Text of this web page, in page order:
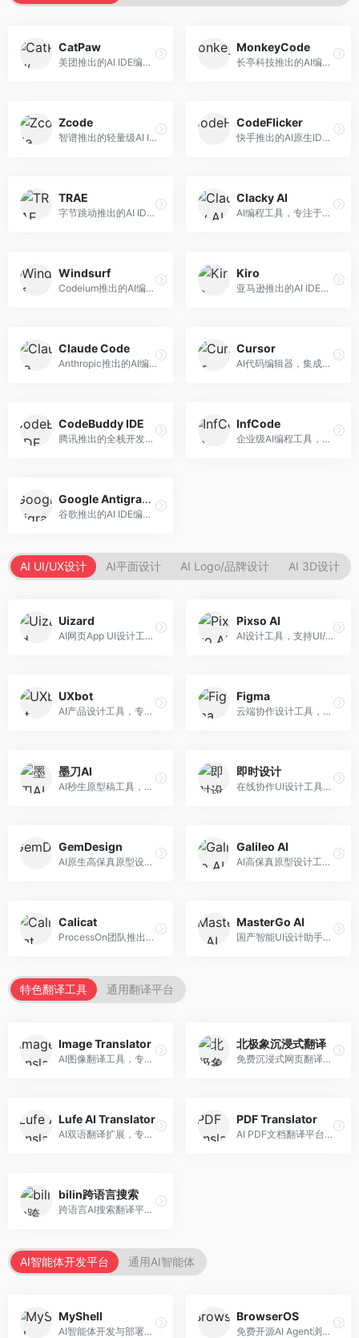
CatPaw
美团推出的AI IDE编程工具，专注于本地开发生态。面向开发者，提供智能代码补全、代码生成、项目管理等服务，本地开发体验好。
MonkeyCode
长亭科技推出的AI编程助手，专注于安全开发。面向开发者，提供代码生成、安全检测、漏洞修复等服务，安全开发能力强。
Zcode
智谱推出的轻量级AI IDE，基于GLM模型。面向开发者，提供智能代码补全、代码生成、错误检测等服务，中文编程支持好。
CodeFlicker
快手推出的AI原生IDE，专注于短视频相关开发。面向快手生态开发者，提供代码生成、调试辅助等服务，与快手开发生态深度整合。
TRAE
字节跳动推出的AI IDE编程工具，深度集成大模型能力。面向开发者，提供智能代码补全、代码解释、重构优化等服务，编程效率显著提升。
Clacky AI
AI编程工具，专注于代码智能生成与优化。面向开发者，提供代码生成、代码重构、错误修复等服务，编程效率高。
Windsurf
Codeium推出的AI编程工具，专注于代码智能辅助。面向开发者，提供代码补全、代码生成、代码解释等服务，多语言支持完善。
Kiro
亚马逊推出的AI IDE，深度整合AWS云服务。面向AWS开发者，提供代码生成、云服务集成、部署自动化等服务，与AWS生态无缝衔接。
Claude Code
Anthropic推出的AI编程工具，基于Claude模型。面向开发者，提供代码生成、代码审查、调试辅助等服务，代码质量高，推理能力强。
Cursor
AI代码编辑器，集成GPT-4模型，专注于智能编程辅助。面向开发者，提供代码生成、代码解释、错误修复等服务，编程体验流畅，开发效率高。
CodeBuddy IDE
腾讯推出的全栈开发AI IDE，整合腾讯云服务。面向开发者，提供代码生成、调试辅助、部署服务等功能，与腾讯云生态深度整合。
InfCode
企业级AI编程工具，专注于团队协作开发。面向企业开发团队，提供代码生成、代码审查、团队协作等服务，企业级功能完善。
Google Antigravity
谷歌推出的AI IDE编程智能体，整合Google Cloud服务。面向谷歌生态开发者，提供智能编程辅助、云服务集成等功能。
AI UI/UX设计 AI平面设计 AI Logo/品牌设计 AI 3D设计
Uizard
AI网页App UI设计工具，专注于快速界面生成。面向产品经理和设计师，提供线框图转UI、界面生成、设计优化等服务，设计速度快。
Pixso AI
AI设计工具，支持UI/UX设计全流程。面向设计师和产品团队，提供界面生成、设计优化、协作评审等服务，国产替代方案，团队协作便捷。
UXbot
AI产品设计工具，专注于用户体验优化。面向UX设计师，提供用户研究、设计建议、可用性测试等服务，UX设计支持完善。
Figma
云端协作设计工具，整合AI设计辅助功能。面向UI/UX设计师和产品团队，提供界面设计、原型制作、团队协作等服务，协作功能强大，是UI设计领域的标杆产品。
墨刀AI
AI秒生原型稿工具，专注于快速原型设计。面向产品经理和设计师，提供原型生成、交互设计、团队协作等服务，原型制作效率高。
即时设计
在线协作UI设计工具，整合AI设计功能。面向设计师和产品团队，提供界面设计、原型制作、设计资源库等服务，国产协作设计平台。
GemDesign
AI原生高保真原型设计工具，专注于智能设计生成。面向设计师，提供界面生成、设计优化、原型制作等服务，设计自动化程度高。
Galileo AI
AI高保真原型设计工具，专注于UI界面生成。面向设计师和产品团队，提供界面生成、交互设计、设计优化等服务，界面质量高。
Calicat
ProcessOn团队推出的产设研协作平台，整合设计与协作功能。面向产品团队，提供设计协作、文档管理、团队沟通等服务，产研协作便捷。
MasterGo AI
国产智能UI设计助手，专注于界面设计自动化。面向UI设计师，提供界面生成、组件设计、设计系统构建等服务，中文用户适配性好。
特色翻译工具 通用翻译平台
Image Translator
AI图像翻译工具，专注于图片文字翻译。面向设计师和电商从业者，提供图片文字识别、翻译、替换等服务，图像翻译效果好。
北极象沉浸式翻译
免费沉浸式网页翻译工具，专注于阅读体验。面向普通用户，提供网页双语翻译、文档翻译等服务，免费使用，翻译质量高。
Lufe AI Translator
AI双语翻译扩展，专注于浏览器翻译场景。面向外语内容阅读者，提供网页双语翻译、划词翻译等服务，浏览器集成便捷。
PDF Translator
AI PDF文档翻译平台，专注于文档本地化。面向商务人士，提供PDF翻译、格式保留、批量处理等服务，文档翻译专业。
bilin跨语言搜索
跨语言AI搜索翻译平台，专注于信息获取。面向研究者和内容创作者，提供跨语言搜索、内容翻译、信息整合等服务，跨语言检索能力强。
AI智能体开发平台 通用AI智能体
MyShell
AI智能体开发与部署平台，专注于语音交互智能体。面向开发者，提供语音智能体创建、部署服务、社区分享等功能，语音交互能力强。
BrowserOS
免费开源AI Agent浏览器，专注于浏览器自动化。面向开发者，提供浏览器控制、任务自动化、API接口等服务，开源免费。